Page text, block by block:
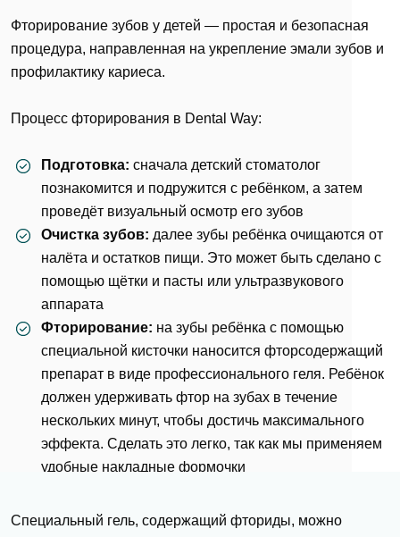
Фторирование зубов у детей — простая и безопасная
процедура, направленная на укрепление эмали зубов и
профилактику кариеса.
Процесс фторирования в Dental Way:
Подготовка: сначала детский стоматолог
познакомится и подружится с ребёнком, а затем
проведёт визуальный осмотр его зубов
Очистка зубов: далее зубы ребёнка очищаются от
налёта и остатков пищи. Это может быть сделано с
помощью щётки и пасты или ультразвукового
аппарата
Фторирование: на зубы ребёнка с помощью
специальной кисточки наносится фторсодержащий
препарат в виде профессионального геля. Ребёнок
должен удерживать фтор на зубах в течение
нескольких минут, чтобы достичь максимального
эффекта. Сделать это легко, так как мы применяем
удобные накладные формочки
Специальный гель, содержащий фториды, можно